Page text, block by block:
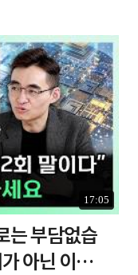
17:05
는 부담없습
아닌 이유